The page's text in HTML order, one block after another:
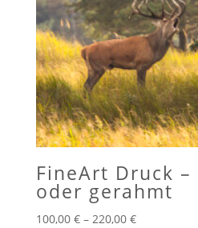
FineArt Druck
oder gerahmt
100,00 € – 220,00 €Preisspanne: